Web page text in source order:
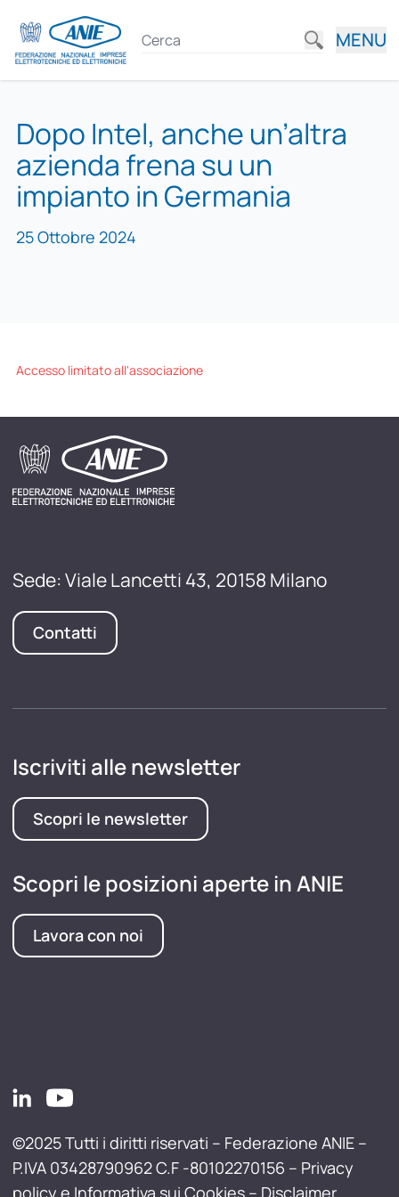
MENU
Dopo Intel, anche un’altra
azienda frena su un
impianto in Germania
25 Ottobre 2024
Accesso limitato all'associazione
Sede: Viale Lancetti 43, 20158 Milano
Contatti
Iscriviti alle newsletter
Scopri le newsletter
Scopri le posizioni aperte in ANIE
Lavora con noi
©2025 Tutti i diritti riservati – Federazione ANIE –
P.IVA 03428790962 C.F -80102270156 – Privacy